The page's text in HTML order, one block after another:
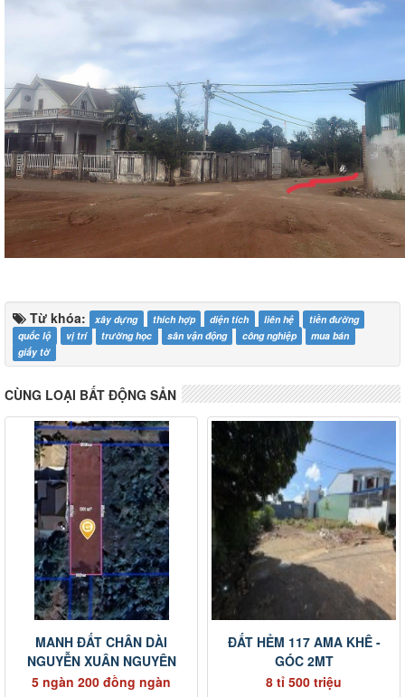
Từ khóa: xây dựng thích hợp diện tích liên hệ
tiền đường
quốc lộ
vị trí trường học sân vận động công nghiệp
mua bán
giấy tờ
CÙNG LOẠI BẤT ĐỘNG SẢN
MANH ĐẤT CHÂN DÀI
NGUYỄN XUÂN NGUYÊN
5 ngàn 200 đồng ngàn
ĐẤT HẺM 117 AMA KHÊ -
GÓC 2MT
8 tỉ 500 triệu